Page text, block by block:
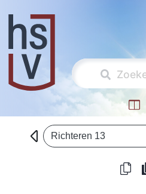
Richteren 13